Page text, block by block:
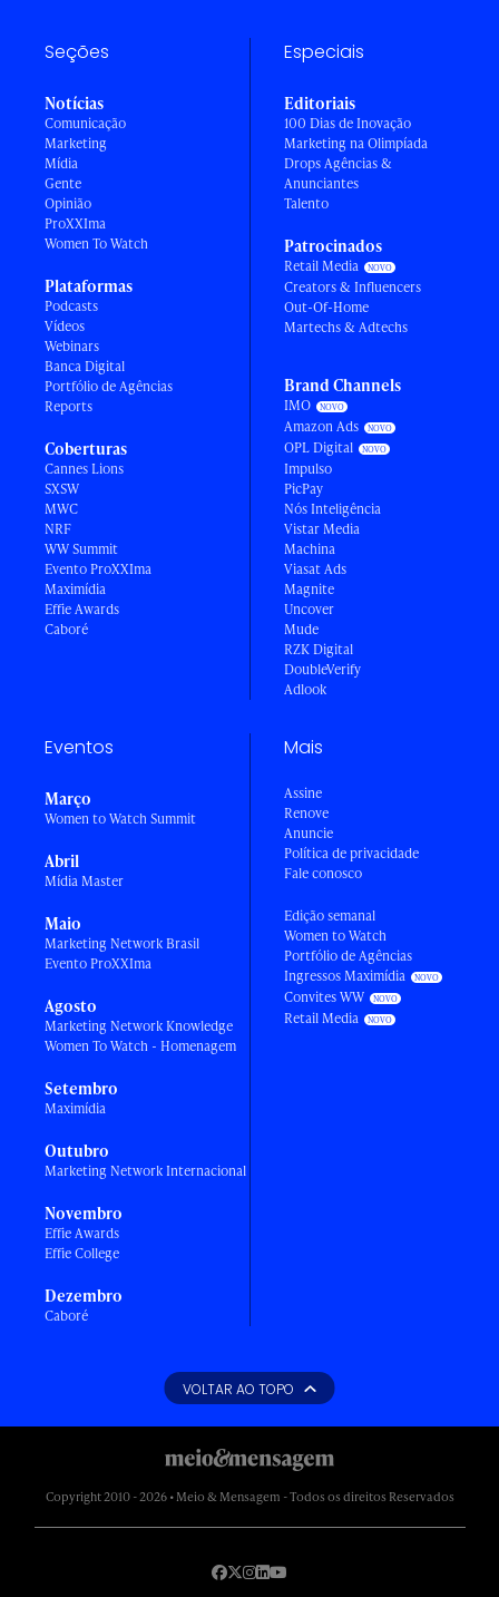
Seções
Notícias
Comunicação
Marketing
Mídia
Gente
Opinião
ProXXIma
Women To Watch
Plataformas
Podcasts
Vídeos
Webinars
Banca Digital
Portfólio de Agências
Reports
Coberturas
Cannes Lions
SXSW
MWC
NRF
WW Summit
Evento ProXXIma
Maximídia
Effie Awards
Caboré
Especiais
Editoriais
100 Dias de Inovação
Marketing na Olimpíada
Drops Agências &
Anunciantes
Talento
Patrocinados
Retail Media
Creators & Influencers
Out-Of-Home
Martechs & Adtechs
Brand Channels
IMO
Amazon Ads
OPL Digital
Impulso
PicPay
Nós Inteligência
Vistar Media
Machina
Viasat Ads
Magnite
Uncover
Mude
RZK Digital
DoubleVerify
Adlook
Eventos
Março
Women to Watch Summit
Abril
Mídia Master
Maio
Marketing Network Brasil
Evento ProXXIma
Agosto
Marketing Network Knowledge
Women To Watch - Homenagem
Setembro
Maximídia
Outubro
Marketing Network Internacional
Novembro
Effie Awards
Effie College
Dezembro
Caboré
Mais
Assine
Renove
Anuncie
Política de privacidade
Fale conosco
Edição semanal
Women to Watch
Portfólio de Agências
Ingressos Maximídia
Convites WW
Retail Media
VOLTAR AO TOPO
Copyright 2010 - 2026 • Meio & Mensagem - Todos os direitos Reservados